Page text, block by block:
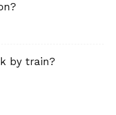
by train?